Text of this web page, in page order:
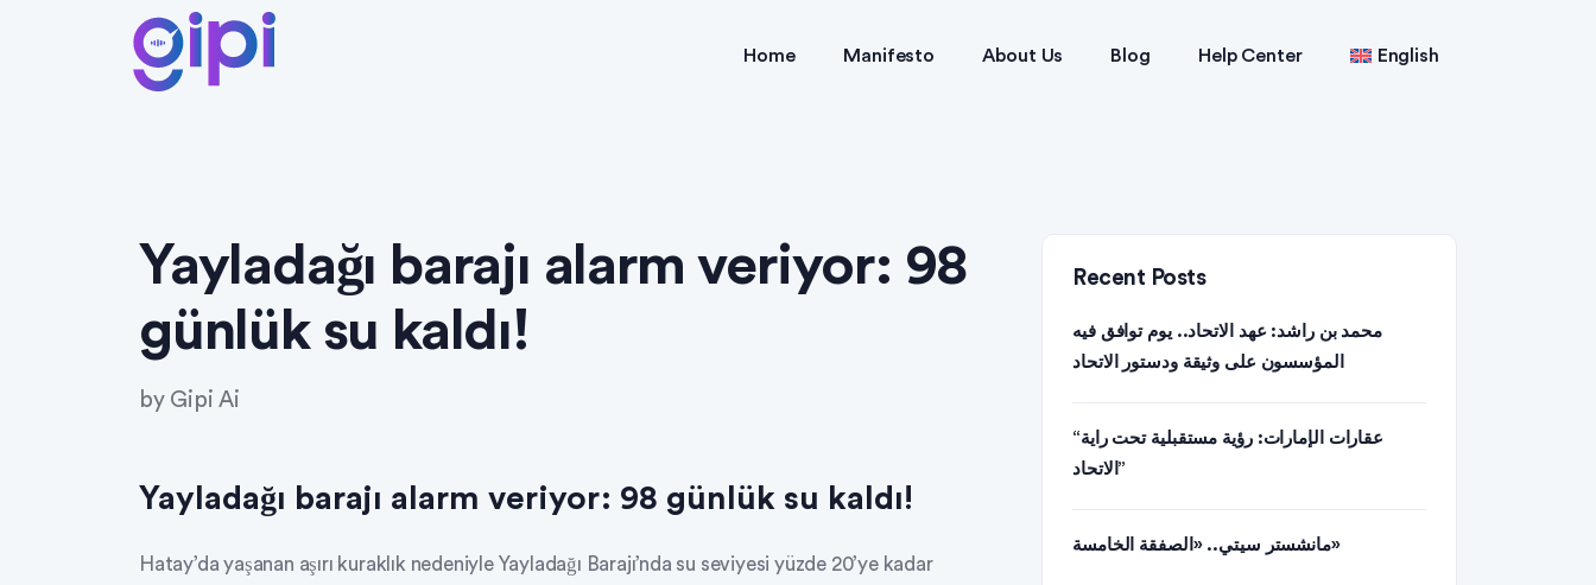
Home Manifesto About Us Blog Help Center English
Yayladağı barajı alarm veriyor: 98
günlük su kaldı!
by Gipi Ai
Yayladağı barajı alarm veriyor: 98 günlük su kaldı!
Hatay’da yaşanan aşırı kuraklık nedeniyle Yayladağı Barajı’nda su seviyesi yüzde 20’ye kadar
Recent Posts
محمد بن راشد: عهد الاتحاد.. يوم توافق فيه
المؤسسون على وثيقة ودستور الاتحاد
“عقارات الإمارات: رؤية مستقبلية تحت راية
الاتحاد”
مانشستر سيتي.. «الصفقة الخامسة»